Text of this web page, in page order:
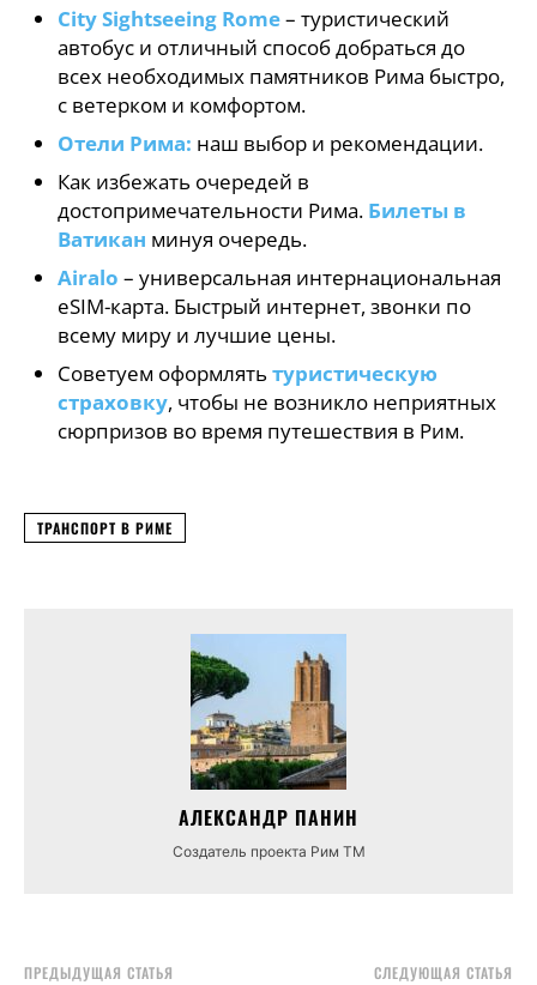
City Sightseeing Rome– туристический
автобус и отличный способ добраться до
всех необходимых памятников Рима быстро,
с ветерком и комфортом.
Отели Рима: наш выбор и рекомендации.
Как избежать очередей в
достопримечательности Рима. Билеты в
Ватикан минуя очередь.
Airalo – универсальная интернациональная
eSIM-карта. Быстрый интернет, звонки по
всему миру и лучшие цены.
Советуем оформлять туристическую
страховку, чтобы не возникло неприятных
сюрпризов во время путешествия в Рим.
ТРАНСПОРТ В РИМЕ
АЛЕКСАНДР ПАНИН
Создатель проекта Рим ТМ
ПРЕДЫДУЩАЯ СТАТЬЯ СЛЕДУЮЩАЯ СТАТЬЯ